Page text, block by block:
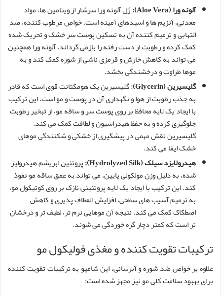
آلوئه ورا (Aloe Vera):
ژل آلوئه ورا سرشار از ویتامین ها، مواد
معدنی، آنزیم ها و اسیدهای آمینه است. خواص مرطوب کننده، ضد
التهابی و ترمیم کننده آن به تسکین پوست سر خشک و تحریک شده
کمک کرده و رطوبت از دست رفته را بازمی گرداند. آلوئه ورا همچنین
می تواند به کاهش خارش و قرمزی ناشی از شوره کمک کند و به
موها طراوت و درخشندگی بخشد.
گلیسیرین (Glycerin):
گلیسیرین یک هومکتانت قوی است که قادر
به جذب رطوبت از هوا و نگهداری آن در پوست و مو است. این ترکیب
با ایجاد یک لایه محافظ بر روی پوست سر و ساقه مو، از تبخیر رطوبت
جلوگیری کرده و به حفظ هیدراسیون و لطافت کمک می کند.
گلیسیرین نقش مهمی در پیشگیری از خشکی و شکنندگی موهای
خشک ایفا می کند.
هیدرولایزد سیلک (Hydrolyzed Silk):
پروتئین ابریشم هیدرولیز
شده، به دلیل وزن مولکولی پایین، می تواند به عمق ساقه مو نفوذ
کند. این ترکیب با ایجاد یک لایه پروتئینی نازک بر روی کوتیکول مو،
به ترمیم آسیب های سطحی، افزایش انعطاف پذیری و کاهش
اصطکاک کمک می کند. نتیجه آن موهایی نرم تر، لطیف تر و درخشان
تر است که کمتر دچار گره خوردگی می شوند.
ترکیبات تقویت کننده و مغذی فولیکول مو
علاوه بر خواص ضد شوره و آبرسانی، این شامپو به ترکیبات تقویت کننده
برای بهبود سلامت کلی مو نیز مجهز شده است: